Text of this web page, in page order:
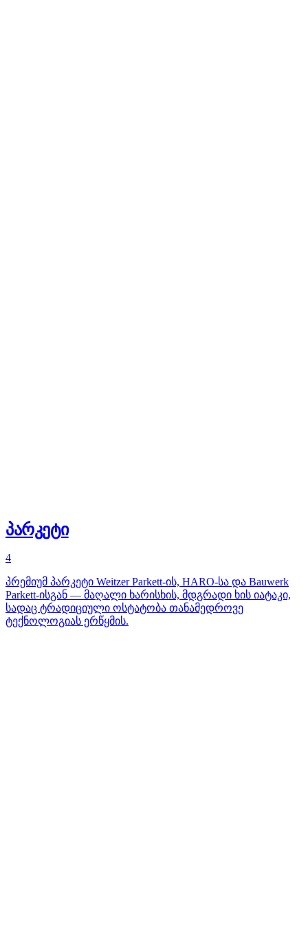
პარკეტი
4
პრემიუმ პარკეტი Weitzer Parkett-ის, HARO-სა და Bauwerk
Parkett-ისგან — მაღალი ხარისხის, მდგრადი ხის იატაკი,
სადაც ტრადიციული ოსტატობა თანამედროვე
ტექნოლოგიას ერწყმის.